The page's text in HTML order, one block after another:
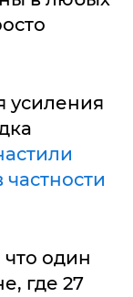
усиления
один
где 27